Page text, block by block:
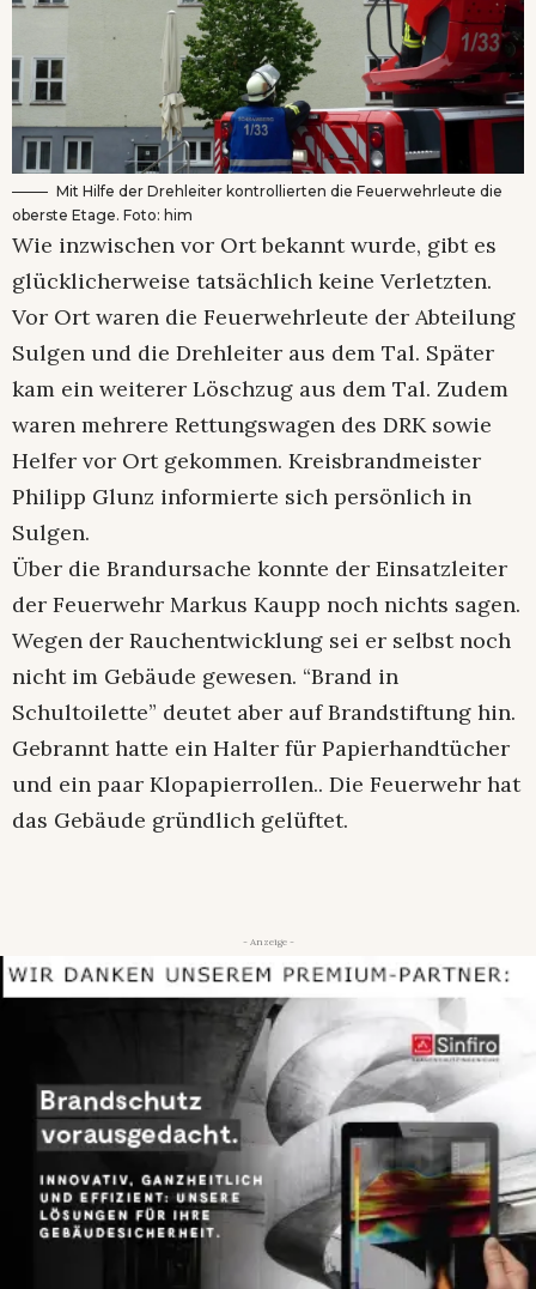
Mit Hilfe der Drehleiter kontrollierten die Feuerwehrleute die
oberste Etage. Foto: him
Wie inzwischen vor Ort bekannt wurde, gibt es
glücklicherweise tatsächlich keine Verletzten.
Vor Ort waren die Feuerwehrleute der Abteilung
Sulgen und die Drehleiter aus dem Tal. Später
kam ein weiterer Löschzug aus dem Tal. Zudem
waren mehrere Rettungswagen des DRK sowie
Helfer vor Ort gekommen. Kreisbrandmeister
Philipp Glunz informierte sich persönlich in
Sulgen.
Über die Brandursache konnte der Einsatzleiter
der Feuerwehr Markus Kaupp noch nichts sagen.
Wegen der Rauchentwicklung sei er selbst noch
nicht im Gebäude gewesen. “Brand in
Schultoilette” deutet aber auf Brandstiftung hin.
Gebrannt hatte ein Halter für Papierhandtücher
und ein paar Klopapierrollen.. Die Feuerwehr hat
das Gebäude gründlich gelüftet.
- Anzeige -